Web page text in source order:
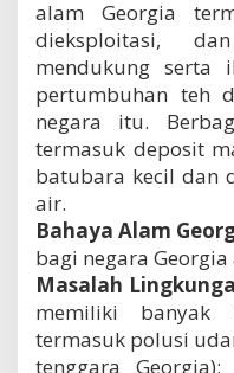
alam Georgia
dieksploitasi,
mendukung serta
pertumbuhan teh
negara itu.
termasuk deposit
batubara kecil dan
air.
Bahaya Alam
bagi negara
Masalah
memiliki banyak
termasuk polusi
tenggara